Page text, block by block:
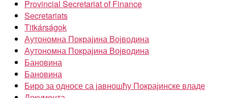
Provincial Secretariat of Finance
Secretariats
Titkárságok
Аутономна Покрајина Војводина
Аутономна Покрајина Војводина
Бановина
Бановина
Биро за односе са јавношћу Покрајинске владе